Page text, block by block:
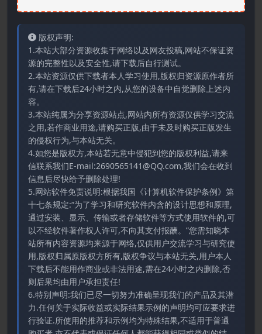
版权声明:
1.本站大部分资源收集于网络以及网友投稿,网站不保证资
源的完整性以及安全性,请下载后自行测试。
2.本站资源仅供下载者本人学习使用,版权归资源原作者所
有,请在下载后24小时之内,从您的设备中自觉删除上述内
容。
3.本站纯属为分享资源站点,网站内所有资源仅供学习交流
之用,若作商业用途,请购买正版,由于未及时购买正版发生
的侵权行为,与本站无关。
4.如您是版权方,本站若无意中侵犯到您的版权利益,请来
信联系我们E-mail:2690565141@QQ.com,我们会在收到
信息后尽快给予删除处理!
5.网站软件免责说明:根据我国《计算机软件保护条例》第
十七条规定:“为了学习和研究软件内含的设计思想和原理,
通过安装、显示、传输或者存储软件等方式使用软件的,可
以不经软件著作权人许可,不向其支付报酬。”您需知晓本
站所有内容资源均来源于网络,仅供用户交流学习与研究使
用,版权归属原版权方所有,版权争议与本站无关,用户本人
下载后不能用作商业或非法用途,需在24小时之内删除,否
则后果均由用户承担责任!
6.特别声明:我们已尽一切努力准确呈现我们的产品及其潜
力.任何关于实际收益或实际结果示例的声明均可应要求进
行验证.所使用的推荐和示例均为特殊结果,不适用于普通